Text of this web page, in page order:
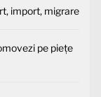
import, migrare
pe piețe